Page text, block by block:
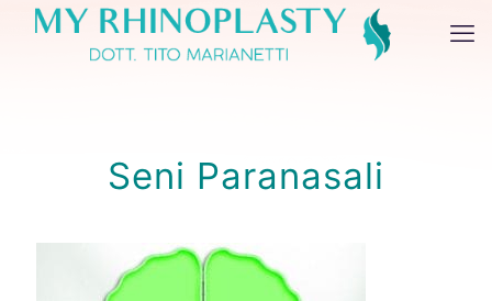
Seni Paranasali